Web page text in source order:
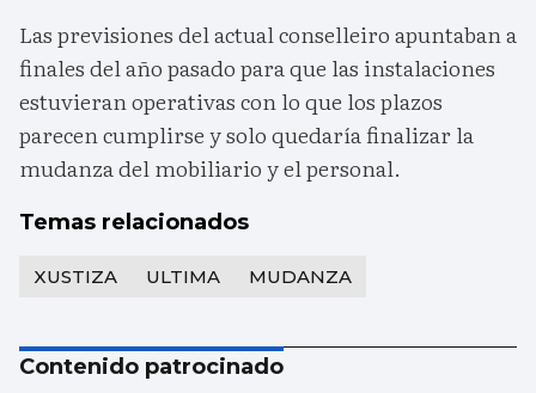
Las previsiones del actual conselleiro apuntaban a
finales del año pasado para que las instalaciones
estuvieran operativas con lo que los plazos
parecen cumplirse y solo quedaría finalizar la
mudanza del mobiliario y el personal.
Temas relacionados
XUSTIZA ULTIMA MUDANZA
Contenido patrocinado